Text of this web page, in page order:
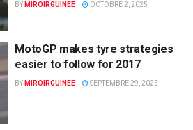
BY MIROIRGUINEE OCTOBRE 2, 2025
MotoGP makes tyre strategies
easier to follow for 2017
BY MIROIRGUINEE SEPTEMBRE 29, 2025